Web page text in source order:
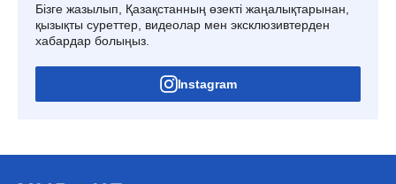
Бізге жазылып, Қазақстанның өзекті жаңалықтарынан,
қызықты суреттер, видеолар мен эксклюзивтерден
хабардар болыңыз.
Instagram